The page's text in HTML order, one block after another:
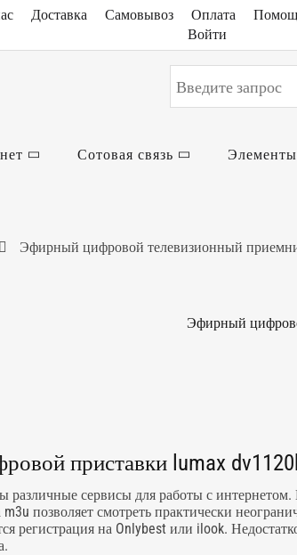
Доставка Самовывоз Оплата
Войти
Сотовая связь
Эфирный цифровой телевизионный
Эфирный
приставки lumax
различные сервисы для работы с
позволяет смотреть практически
регистрация на Onlybest или ilook.